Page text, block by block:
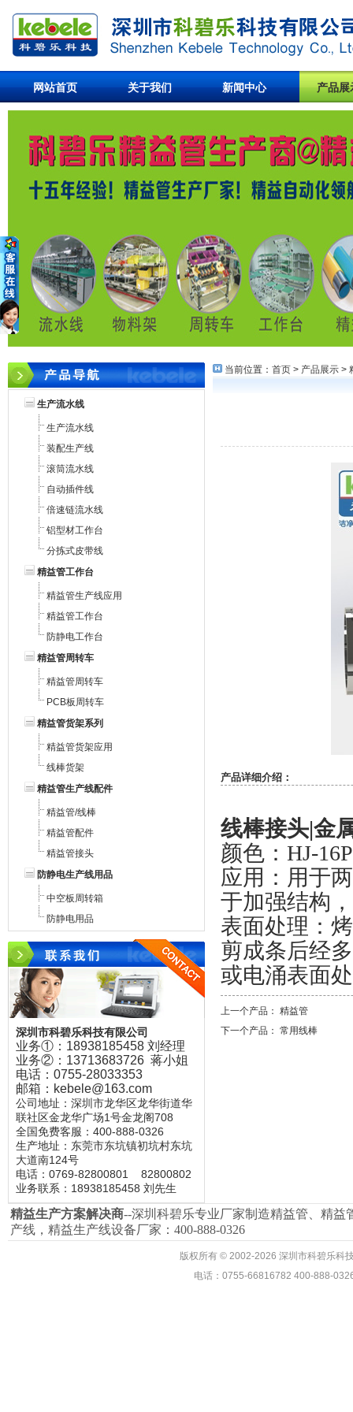
网站首页 关于我们 新闻中心 产品展
生产流水线
生产流水线
装配生产线
滚筒流水线
自动插件线
倍速链流水线
铝型材工作台
分拣式皮带线
精益管工作台
精益管生产线应用
精益管工作台
防静电工作台
精益管周转车
精益管周转车
PCB板周转车
精益管货架系列
精益管货架应用
线棒货架
精益管生产线配件
精益管/线棒
精益管配件
精益管接头
防静电生产线用品
中空板周转箱
防静电用品
深圳市科碧乐科技有限公司
业务①：18938185458 刘经理
业务②：13713683726 蒋小姐
电话：0755-28033353
邮箱：kebele@163.com
公司地址：深圳市龙华区龙华街道华
联社区金龙华广场1号金龙阁708
全国免费客服：400-888-0326
生产地址：东莞市东坑镇初坑村东坑
大道南124号
电话：0769-82800801 82800802
业务联系：18938185458 刘先生
当前位置： 首页 > 产品展示 >
产品详细介绍：
线棒接头|金
颜色：HJ-16
应用：用于
于加强结构
表面处理：
剪成条后经
或电涌表面
上一个产品： 精益管
下一个产品： 常用线棒
精益生产方案解决商--深圳科碧乐专业厂家制造精益管、 精益
产线，精益生产线设备厂家：400-888-0326
版权所有 © 2002-2026 深圳市科碧乐科
电话：0755-66816782 400-888-